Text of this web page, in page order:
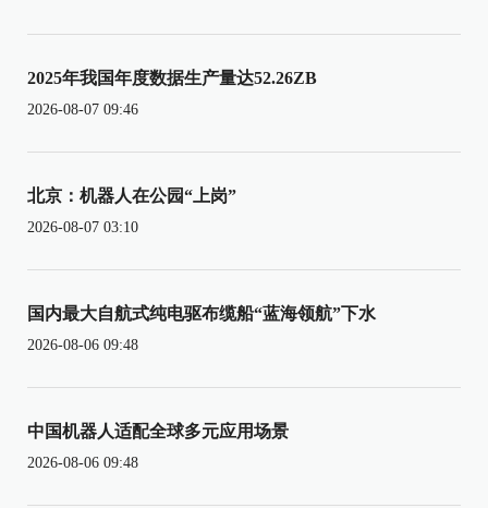
2025年我国年度数据生产量达52.26ZB
2026-08-07 09:46
北京：机器人在公园“上岗”
2026-08-07 03:10
国内最大自航式纯电驱布缆船“蓝海领航”下水
2026-08-06 09:48
中国机器人适配全球多元应用场景
2026-08-06 09:48